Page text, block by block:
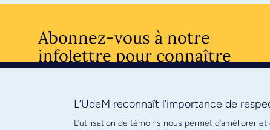
Abonnez-vous à notre
infolettre pour connaître
l’actualité facultaire
L’UdeM reconnaît l’importance de
L’utilisation de témoins nous permet d’améliorer